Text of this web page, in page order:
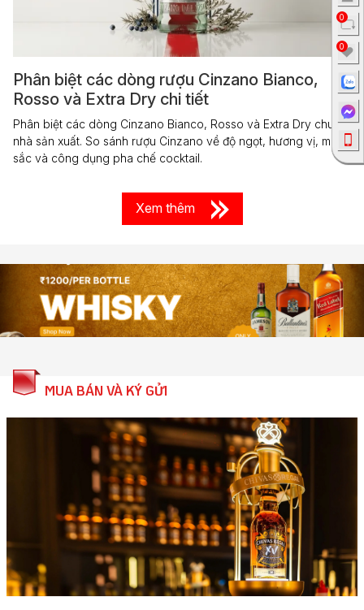
Phân biệt các dòng rượu Cinzano Bianco,
Rosso và Extra Dry chi tiết
Phân biệt các dòng Cinzano Bianco, Rosso và Extra Dry chuẩn
nhà sản xuất. So sánh rượu Cinzano về độ ngọt, hương vị, màu
sắc và công dụng pha chế cocktail.
Xem thêm
MUA BÁN VÀ KÝ GỬI
0
0